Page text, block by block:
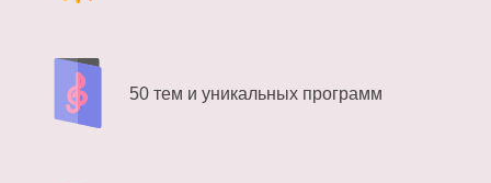
50 тем и уникальных программ